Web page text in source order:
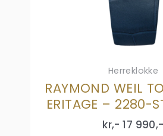
Herreklokke
RAYMOND WEIL
ERITAGE – 2280-
kr,- 17 990,-